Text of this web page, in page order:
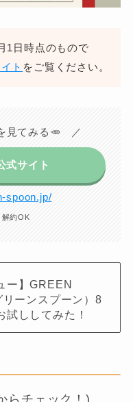
1日時点のもので
ト をご覧ください。
見てみる🥕 ／
式サイト
spoon.jp/
解約OK
ー】GREEN
ーンスプーン）8
試ししてみた！
らチェック！)